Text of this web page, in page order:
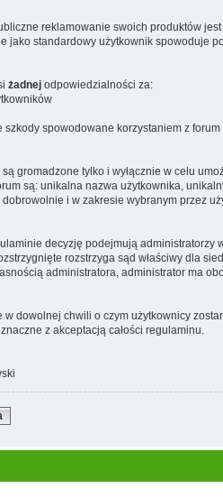
reklamowanie swoich produktów
jako standardowy użytkownik spowoduje
żadnej odpowiedzialności za:
spowodowane korzystaniem z forum
gromadzone tylko i wyłącznie w celu
są: unikalna nazwa użytkownika,
dobrowolnie i w zakresie wybranym przez
decyzję podejmują administratorzy
rozstrzyga sąd właściwy dla
administratora, administrator ma
dowolnej chwili o czym użytkownicy
z akceptacją całości regulaminu.